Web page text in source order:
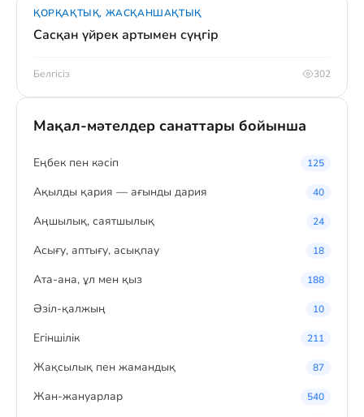
ҚОРҚАҚТЫҚ, ЖАСҚАНШАҚТЫҚ
Сасқан үйрек артымен сүңгір
Белгісіз 302
Мақал-мәтелдер санаттары бойынша
Eңбек пен кәсіп 125
Ақылды қария — ағынды дария 40
Аңшылық, саятшылық 24
Асығу, аптығу, асықпау 18
Ата-ана, ұл мен қыз 188
Әзіл-қалжың 10
Егіншілік 211
Жақсылық пен жамандық 87
Жан-жануарлар 540